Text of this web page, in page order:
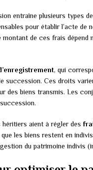
entraîne plusieurs types
pour établir l’acte
de ces frais dépend
, qui
succession. Ces droits
des biens transmis. Les
aient à régler des
les biens restent en
du patrimoine indivis